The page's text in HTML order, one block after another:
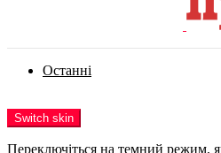
Останні
Switch skin
Переключіться на темний режим,